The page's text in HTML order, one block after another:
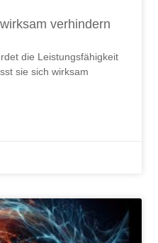
verhindern
die Leistungsfähigkeit
sie sich wirksam